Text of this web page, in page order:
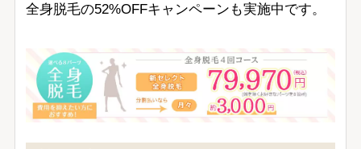
全身脱毛の52%OFFキャンペーンも実施中です。